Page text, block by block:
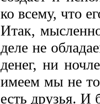
ко всему, что
Итак,
деле не
денег, ни
имеем мы не
есть друзья. И